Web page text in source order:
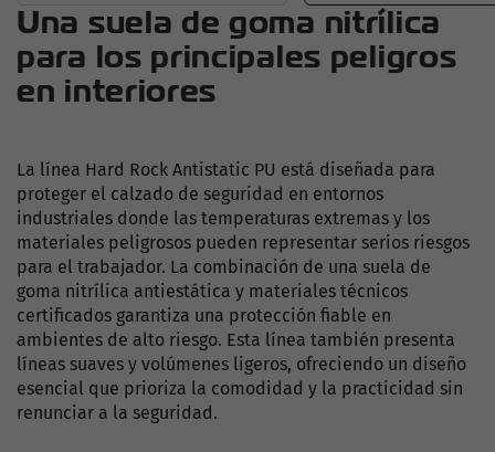
Una suela de goma nitrílica
para los principales peligros
en interiores
La línea Hard Rock Antistatic PU está diseñada para
proteger el calzado de seguridad en entornos
industriales donde las temperaturas extremas y los
materiales peligrosos pueden representar serios riesgos
para el trabajador. La combinación de una suela de
goma nitrílica antiestática y materiales técnicos
certificados garantiza una protección fiable en
ambientes de alto riesgo. Esta línea también presenta
líneas suaves y volúmenes ligeros, ofreciendo un diseño
esencial que prioriza la comodidad y la practicidad sin
renunciar a la seguridad.